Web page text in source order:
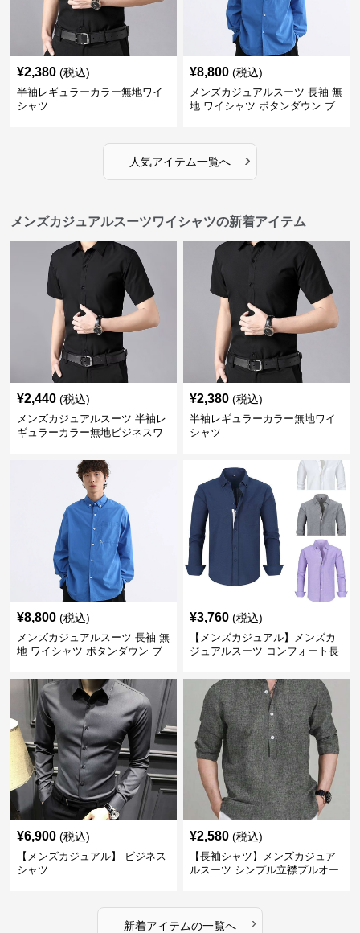
¥2,380 (税込)
半袖レギュラーカラー無地ワイ
シャツ
¥8,800 (税込)
メンズカジュアルスーツ 長袖 無
地 ワイシャツ ボタンダウン ブ
人気アイテム一覧へ ›
メンズカジュアルスーツワイシャツの新着アイテム
¥2,440 (税込)
メンズカジュアルスーツ 半袖レ
ギュラーカラー無地ビジネスワ
¥2,380 (税込)
半袖レギュラーカラー無地ワイ
シャツ
¥8,800 (税込)
メンズカジュアルスーツ 長袖 無
地 ワイシャツ ボタンダウン ブ
¥3,760 (税込)
【メンズカジュアル】メンズカ
ジュアルスーツ コンフォート長
¥6,900 (税込)
【メンズカジュアル】 ビジネス
シャツ
¥2,580 (税込)
【長袖シャツ】メンズカジュア
ルスーツ シンプル立襟プルオー
新着アイテムの一覧へ ›